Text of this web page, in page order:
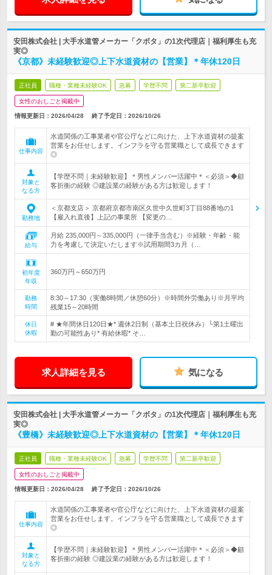
安田株式会社 | 大手水道管メーカー「クボタ」の1次代理店｜福利厚生も充
実◎
《京都》未経験歓迎◎上下水道資材の【営業】＊年休120日
正社員 職種・業種未経験OK 急募 学歴不問 第二新卒歓迎
女性のおしごと掲載中
情報更新日：2026/04/28 終了予定日： 2026/10/26
仕事内容
水道関係の工事業者や官公庁などに向けた、上下水道資材の提案
営業をお任せします。インフラを守る営業職として成長できます
◎
対象と
なる方
【学歴不問｜未経験歓迎】＊男性メンバー活躍中＊＜必須＞◆顧
客折衝の経験 ◎建設業の経験がある方は歓迎します！
勤務地
＜京都支店＞ 京都府京都市南区久世中久世町3丁目88番地の1
【雇入れ直後】上記の事業所 【変更の…
給与
月給 235,000円～335,000円（一律手当含む）※経験・年齢・能
力を考慮して決定いたします※試用期間3カ月（…
初年度
年収
360万円～650万円
勤務
時間
8:30～17:30（実働8時間／休憩60分）※時間外労働あり※月平均
残業15～20時間
休日
休暇
# ★年間休日120日★* 週休2日制（基本土日祝休み）└第1土曜出
勤の可能性あり* 有給休暇* そ…
求人詳細を見る 気になる
安田株式会社 | 大手水道管メーカー「クボタ」の1次代理店｜福利厚生も充
実◎
《豊橋》未経験歓迎◎上下水道資材の【営業】＊年休120日
正社員 職種・業種未経験OK 急募 学歴不問 第二新卒歓迎
女性のおしごと掲載中
情報更新日：2026/04/28 終了予定日： 2026/10/26
仕事内容
水道関係の工事業者や官公庁などに向けた、上下水道資材の提案
営業をお任せします。インフラを守る営業職として成長できます
◎
対象と
なる方
【学歴不問｜未経験歓迎】＊男性メンバー活躍中＊＜必須＞◆顧
客折衝の経験 ◎建設業の経験がある方は歓迎します！